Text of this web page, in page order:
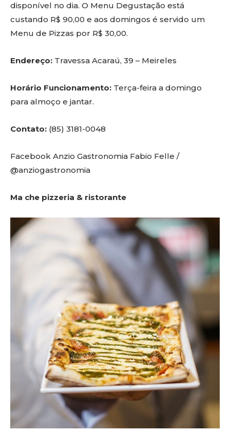
disponível no dia. O Menu Degustação está
custando R$ 90,00 e aos domingos é servido um
Menu de Pizzas por R$ 30,00.
Endereço: Travessa Acaraú, 39 – Meireles
Horário Funcionamento: Terça-feira a domingo
para almoço e jantar.
Contato: (85) 3181-0048
Facebook Anzio Gastronomia Fabio Felle /
@anziogastronomia
Ma che pizzeria & ristorante